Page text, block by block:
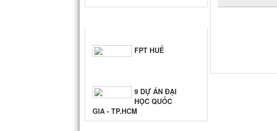
TRĂNG
HỌC QUỐC
GIA - TP.HCM
BIỂN QUÊ